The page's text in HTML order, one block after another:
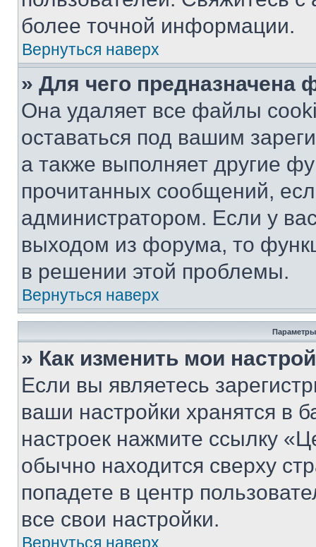
более точной информации.
Вернуться наверх
» Для чего предназначена
Она удаляет все файлы
оставаться под вашим
а также выполняет другие
прочитанных сообщений,
администратором. Если у
выходом из форума, то
в решении этой проблемы.
Вернуться наверх
Параметры
» Как изменить мои
Если вы являетесь
ваши настройки хранятся в
настроек нажмите ссылку
обычно находится сверху
попадете в центр
все свои настройки.
Вернуться наверх